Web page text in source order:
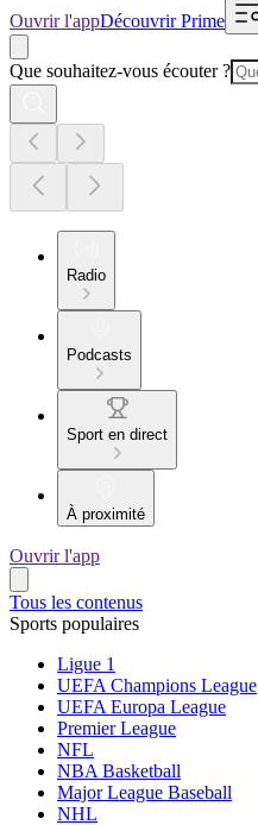
Ouvrir l'appDécouvrir Prime
Que souhaitez-vous écouter ?
Radio
Podcasts
Sport en direct
À proximité
Ouvrir l'app
Tous les contenus
Sports populaires
Ligue 1
UEFA Champions League
UEFA Europa League
Premier League
NFL
NBA Basketball
Major League Baseball
NHL